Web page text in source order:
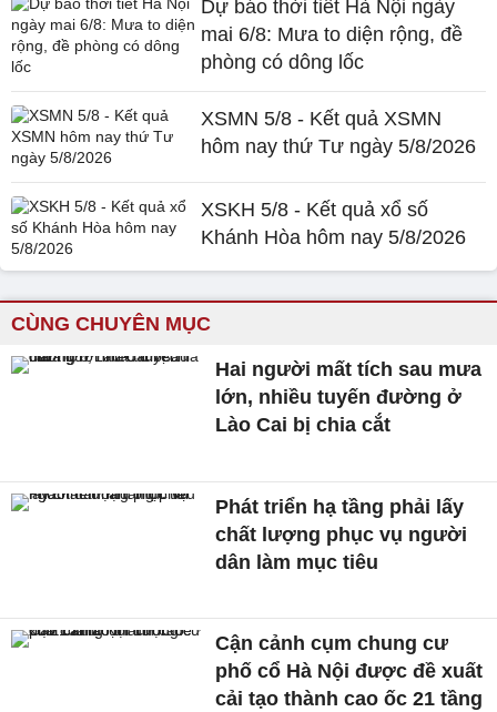
Dự báo thời tiết Hà Nội ngày
mai 6/8: Mưa to diện rộng, đề
phòng có dông lốc
XSMN 5/8 - Kết quả XSMN
hôm nay thứ Tư ngày 5/8/2026
XSKH 5/8 - Kết quả xổ số
Khánh Hòa hôm nay 5/8/2026
CÙNG CHUYÊN MỤC
Hai người mất tích sau mưa
lớn, nhiều tuyến đường ở
Lào Cai bị chia cắt
Phát triển hạ tầng phải lấy
chất lượng phục vụ người
dân làm mục tiêu
Cận cảnh cụm chung cư
phố cổ Hà Nội được đề xuất
cải tạo thành cao ốc 21 tầng